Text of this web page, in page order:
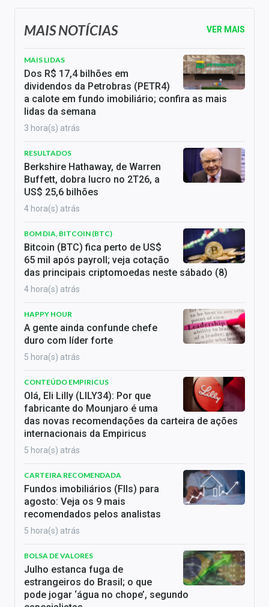
MAIS NOTÍCIAS VER MAIS
MAIS LIDAS
Dos R$ 17,4 bilhões em
dividendos da Petrobras (PETR4)
a calote em fundo imobiliário; confira as mais
lidas da semana
3 hora(s) atrás
RESULTADOS
Berkshire Hathaway, de Warren
Buffett, dobra lucro no 2T26, a
US$ 25,6 bilhões
4 hora(s) atrás
BOM DIA, BITCOIN (BTC)
Bitcoin (BTC) fica perto de US$
65 mil após payroll; veja cotação
das principais criptomoedas neste sábado (8)
4 hora(s) atrás
HAPPY HOUR
A gente ainda confunde chefe
duro com líder forte
5 hora(s) atrás
CONTEÚDO EMPIRICUS
Olá, Eli Lilly (LILY34): Por que
fabricante do Mounjaro é uma
das novas recomendações da carteira de ações
internacionais da Empiricus
5 hora(s) atrás
CARTEIRA RECOMENDADA
Fundos imobiliários (FIIs) para
agosto: Veja os 9 mais
recomendados pelos analistas
5 hora(s) atrás
BOLSA DE VALORES
Julho estanca fuga de
estrangeiros do Brasil; o que
pode jogar ‘água no chope’, segundo